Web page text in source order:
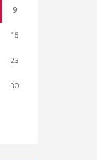
9
16
23
30